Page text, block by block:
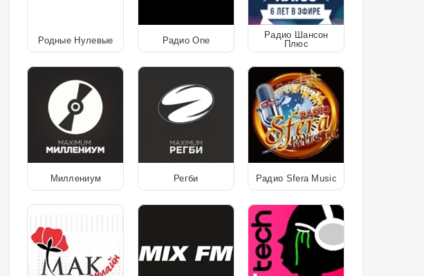
Родные Нулевые Радио One
Радио Шансон
Плюс
Миллениум Регби Радио Sfera Music